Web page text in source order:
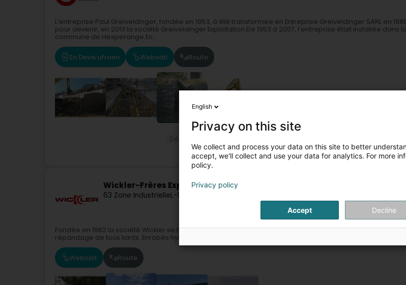
L’entreprise Paul Greiveldinger, fondée en 1953, à été transformée en Entreprise Greiveldinger SARL en
pour devenir, en 2013 la société Greiveldinger Exploitation.De 1953 à 2007, l’entreprise était installée dans la
commune de Hesperange.En...
En Devis ufroen Websäit Route
Produien aus Goudrong an
Wickler-Frères Exploitation
63 Zone IndustrielleL-9099
Fondée en 1982 la société Wickler se tient à votre disposition pour les services suivants : Fourniture et
répandage de tous liants. Enrobés hydrocarbonés Sciage forage. Pose de...
Websäit Route
English
Privacy on this site
We collect and process your data on this site to better
accept, we'll collect and use your data for analytics. For more
policy.
Privacy policy
Accept Decline